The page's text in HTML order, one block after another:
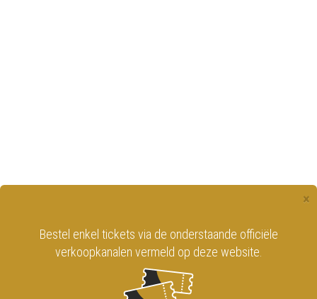
×
Bestel enkel tickets via de onderstaande officiële
verkoopkanalen vermeld op deze website.